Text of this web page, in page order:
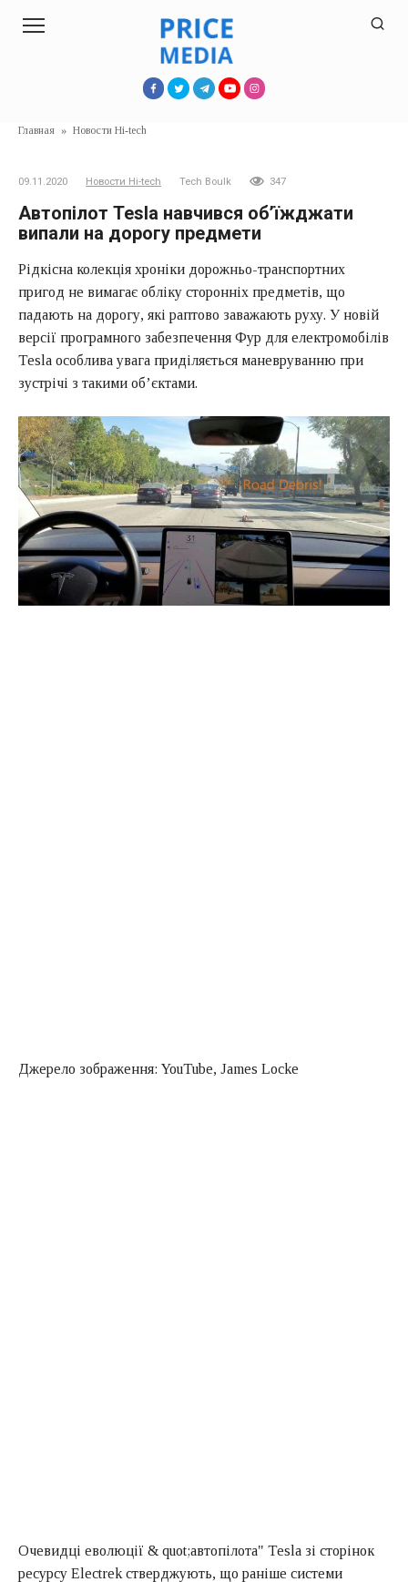
Главная » Новости Hi-tech
09.11.2020 Новости Hi-tech Tech Boulk 347
Автопілот Tesla навчився об’їжджати
випали на дорогу предмети
Рідкісна колекція хроніки дорожньо-транспортних
пригод не вимагає обліку сторонніх предметів, що
падають на дорогу, які раптово заважають руху. У новій
версії програмного забезпечення Фур для електромобілів
Tesla особлива увага приділяється маневруванню при
зустрічі з такими об’єктами.
Джерело зображення: YouTube, James Locke
Очевидці еволюції & quot;автопілота" Tesla зі сторінок
ресурсу Electrek стверджують, що раніше системи